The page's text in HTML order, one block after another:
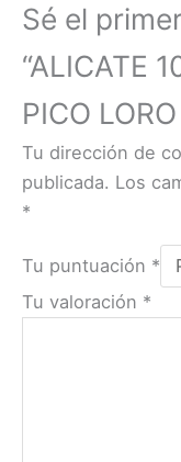
Sé el
“ALICATE
PICO
Tu dirección de
publicada. Los
*
Tu puntuación *
Tu valoración *